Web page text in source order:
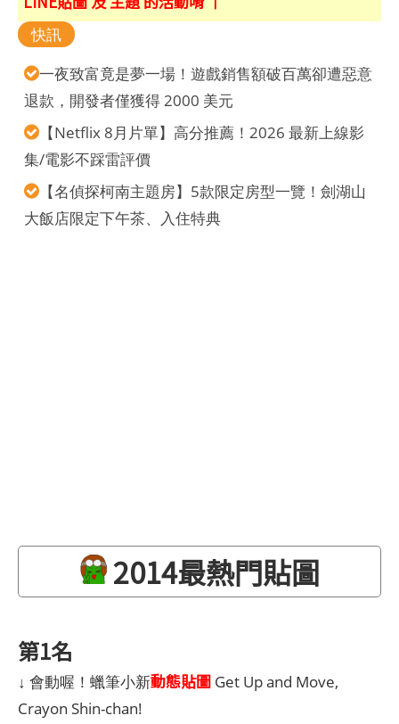
快訊
一夜致富竟是夢一場！遊戲銷售額破百萬卻遭惡意
退款，開發者僅獲得 2000 美元
【Netflix 8月片單】高分推薦！2026 最新上線影
集/電影不踩雷評價
【名偵探柯南主題房】5款限定房型一覽！劍湖山
大飯店限定下午茶、入住特典
2014最熱門貼圖
第1名
↓ 會動喔！蠟筆小新動態貼圖 Get Up and Move,
Crayon Shin-chan!